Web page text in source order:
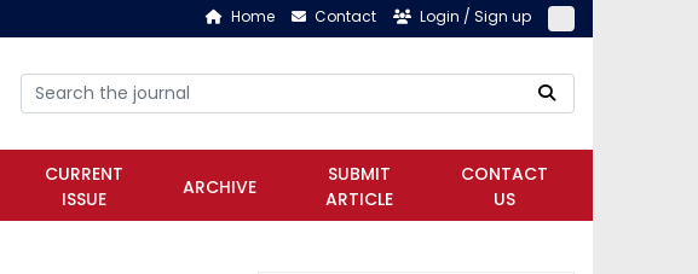
Home Contact Login / Sign up
CURRENT
ISSUE
ARCHIVE
SUBMIT
ARTICLE
CONTACT
US